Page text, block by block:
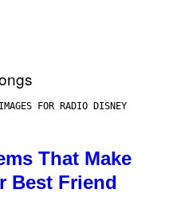
FOR RADIO DISNEY
That Make
Best Friend